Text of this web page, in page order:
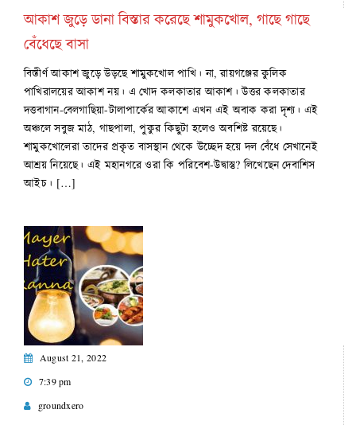
আকাশ জুড়ে ডানা বিস্তার করেছে শামুকখোল, গাছে গাছে
বেঁধেছে বাসা
বিস্তীর্ণ আকাশ জুড়ে উড়ছে শামুকখোল পাখি। না, রায়গঞ্জের কুলিক
পাখিরালয়ের আকাশ নয়। এ খোদ কলকাতার আকাশ। উত্তর কলকাতার
দত্তবাগান-বেলগাছিয়া-টালাপার্কের আকাশে এখন এই অবাক করা দৃশ্য। এই
অঞ্চলে সবুজ মাঠ, গাছপালা, পুকুর কিছুটা হলেও অবশিষ্ট রয়েছে।
শামুকখোলেরা তাদের প্রকৃত বাসস্থান থেকে উচ্ছেদ হয়ে দল বেঁধে সেখানেই
আশ্রয় নিয়েছে। এই মহানগরে ওরা কি পরিবেশ-উদ্বাস্তু? লিখেছেন দেবাশিস
আইচ। […]
August 21, 2022
7:39 pm
groundxero